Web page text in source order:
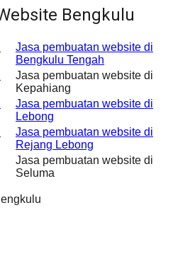
Bengkulu
Jasa pembuatan website di
Bengkulu Tengah
Jasa pembuatan website di
Kepahiang
Jasa pembuatan website di
Lebong
Jasa pembuatan website di
Rejang Lebong
Jasa pembuatan website di
Seluma